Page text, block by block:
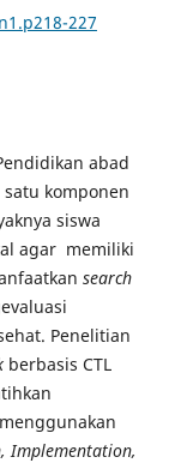
227
abad
komponen
siswa
agar memiliki
search
Penelitian
berbasis CTL
Implementation,